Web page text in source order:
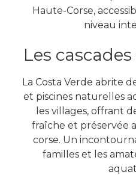
Haute-Corse,
niveau
Les
La Costa Verde abrite
et piscines naturelles
les villages, offrant
fraîche et préservée
corse. Un
familles et les